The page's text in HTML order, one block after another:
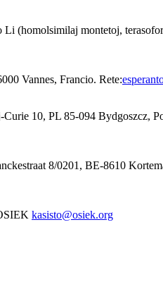
(homolsimilaj montetoj,
Vannes, Francio. Rete:
10, PL 85-094 Bydgoszcz,
8/0201, BE-8610
kasisto@osiek.org